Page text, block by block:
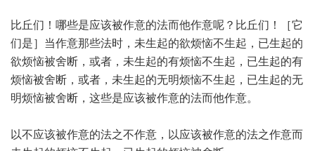
比丘们！哪些是应该被作意的法而他作意呢？比丘们！［它
们是］当作意那些法时，未生起的欲烦恼不生起，已生起的
欲烦恼被舍断，或者，未生起的有烦恼不生起，已生起的有
烦恼被舍断，或者，未生起的无明烦恼不生起，已生起的无
明烦恼被舍断，这些是应该被作意的法而他作意。
以不应该被作意的法之不作意，以应该被作意的法之作意而